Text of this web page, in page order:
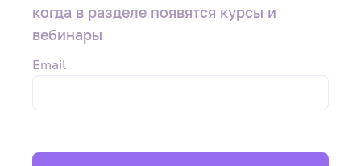
когда в разделе появятся курсы и
вебинары
Email